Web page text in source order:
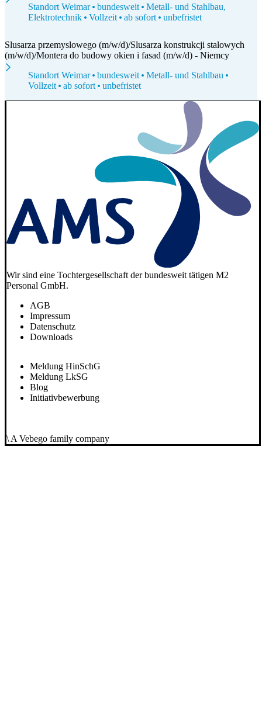
Standort Weimar
bundesweit
Metall- und Stahlbau,
Elektrotechnik
Vollzeit ab sofort unbefristet
Slusarza przemyslowego (m/w/d)/Slusarza konstrukcji stalowych
(m/w/d)/Montera do budowy okien i fasad (m/w/d) - Niemcy
Standort Weimar
bundesweit
Metall- und Stahlbau
Vollzeit
ab sofort unbefristet
Wir sind eine Tochtergesellschaft der bundesweit tätigen M2
Personal GmbH.
AGB
Impressum
Datenschutz
Downloads
Meldung HinSchG
Meldung LkSG
Blog
Initiativbewerbung
\ A Vebego family company